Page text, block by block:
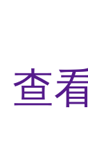
查